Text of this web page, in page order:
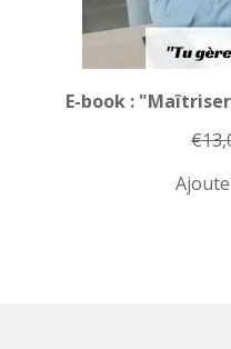
E-book :
€